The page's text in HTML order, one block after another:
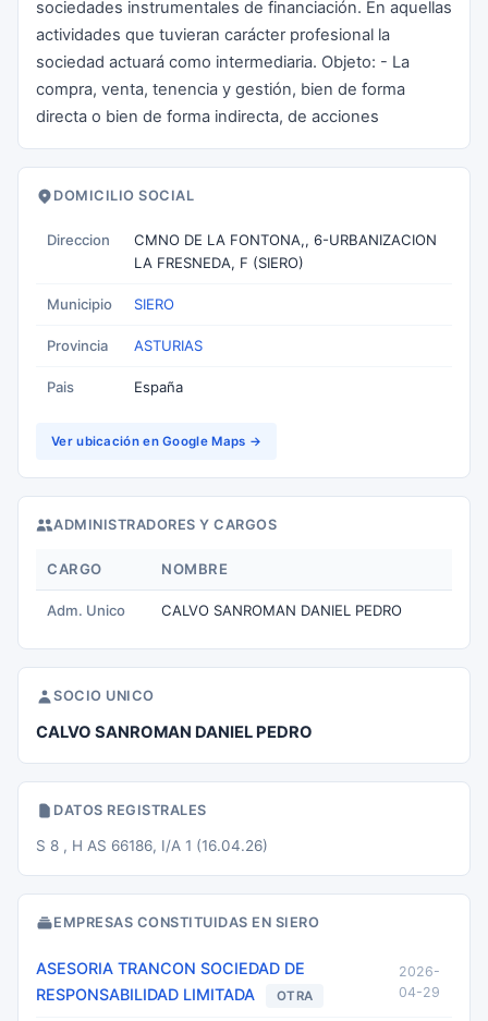
sociedades instrumentales de financiación. En aquellas
actividades que tuvieran carácter profesional la
sociedad actuará como intermediaria. Objeto: - La
compra, venta, tenencia y gestión, bien de forma
directa o bien de forma indirecta, de acciones
DOMICILIO SOCIAL
Direccion
CMNO DE LA FONTONA,, 6-URBANIZACION
LA FRESNEDA, F (SIERO)
Municipio SIERO
Provincia ASTURIAS
Pais España
Ver ubicación en Google Maps →
ADMINISTRADORES Y CARGOS
CARGO NOMBRE
Adm. Unico CALVO SANROMAN DANIEL PEDRO
SOCIO UNICO
CALVO SANROMAN DANIEL PEDRO
DATOS REGISTRALES
S 8 , H AS 66186, I/A 1 (16.04.26)
EMPRESAS CONSTITUIDAS EN SIERO
ASESORIA TRANCON SOCIEDAD DE
RESPONSABILIDAD LIMITADA
OTRA
2026-
04-29